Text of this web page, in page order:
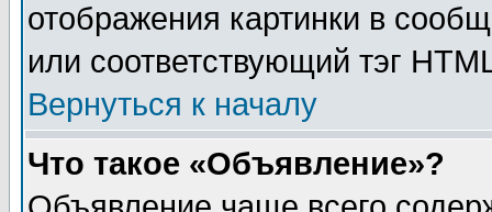
отображения картинки в
или соответствующий тэг
Вернуться к началу
Что такое «Объявление»?